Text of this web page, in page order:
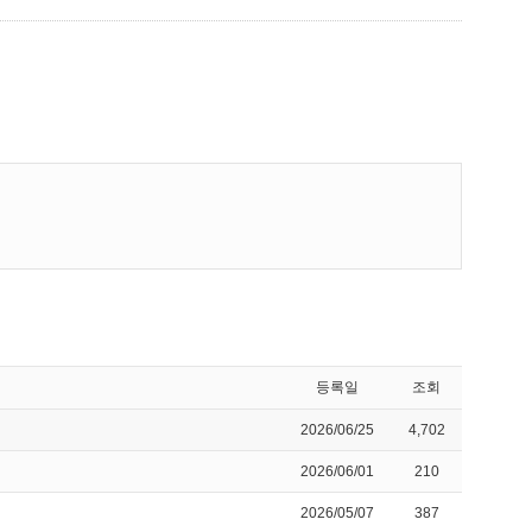
등록일 조회
2026/06/25 4,702
2026/06/01 210
2026/05/07 387